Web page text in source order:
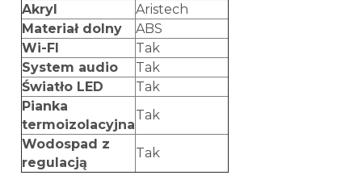
Akryl
Aristech
Materiał dolny
ABS
Wi-FI
Tak
System audio
Tak
Światło LED
Tak
Pianka
termoizolacyjna
Tak
Wodospad z
regulacją
Tak